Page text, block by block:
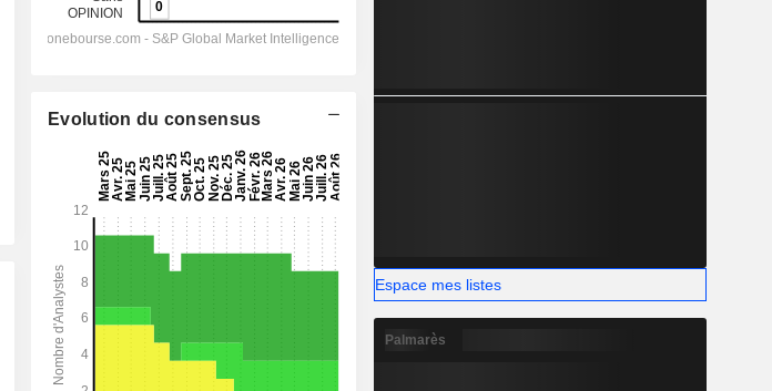
Evolution du consensus
Espace mes listes
Palmarès